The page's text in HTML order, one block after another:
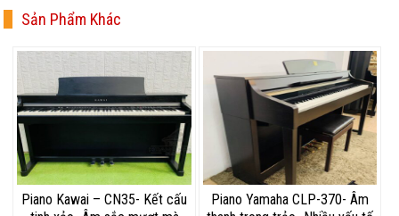
Sản Phẩm Khác
Piano Kawai – CN35- Kết cấu
Piano Yamaha CLP-370- Âm